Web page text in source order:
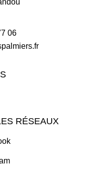
06
RÉSEAUX